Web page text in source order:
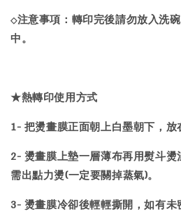
◇注意事項：轉印完後請勿放入洗
中。
★熱轉印使用方式
1- 把燙畫膜正面朝上白墨朝下，放
2- 燙畫膜上墊一層薄布再用熨斗
需出點力燙(一定要關掉蒸氣)。
3- 燙畫膜冷卻後輕輕撕開，如有未